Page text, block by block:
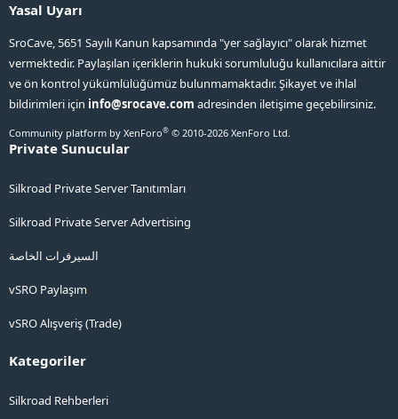
Yasal Uyarı
SroCave, 5651 Sayılı Kanun kapsamında "yer sağlayıcı" olarak hizmet
vermektedir. Paylaşılan içeriklerin hukuki sorumluluğu kullanıcılara aittir
ve ön kontrol yükümlülüğümüz bulunmamaktadır. Şikayet ve ihlal
bildirimleri için info@srocave.com adresinden iletişime geçebilirsiniz.
Community platform by XenForo® © 2010-2026 XenForo Ltd.
Private Sunucular
Silkroad Private Server Tanıtımları
Silkroad Private Server Advertising
السيرفرات الخاصة
vSRO Paylaşım
vSRO Alışveriş (Trade)
Kategoriler
Silkroad Rehberleri